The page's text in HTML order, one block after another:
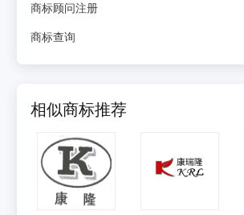
商标顾问注册
商标查询
相似商标推荐